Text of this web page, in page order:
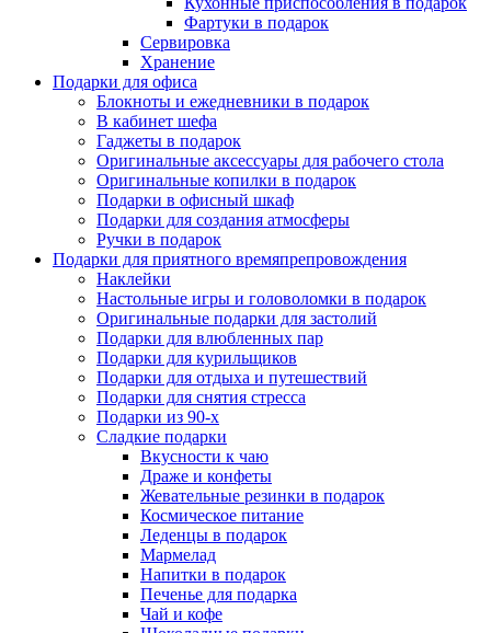
Фартуки в подарок
Сервировка
Хранение
Подарки для офиса
Блокноты и ежедневники в подарок
В кабинет шефа
Гаджеты в подарок
Оригинальные аксессуары для рабочего стола
Оригинальные копилки в подарок
Подарки в офисный шкаф
Подарки для создания атмосферы
Ручки в подарок
Подарки для приятного времяпрепровождения
Наклейки
Настольные игры и головоломки в подарок
Оригинальные подарки для застолий
Подарки для влюбленных пар
Подарки для курильщиков
Подарки для отдыха и путешествий
Подарки для снятия стресса
Подарки из 90-х
Сладкие подарки
Вкусности к чаю
Драже и конфеты
Жевательные резинки в подарок
Космическое питание
Леденцы в подарок
Мармелад
Напитки в подарок
Печенье для подарка
Чай и кофе